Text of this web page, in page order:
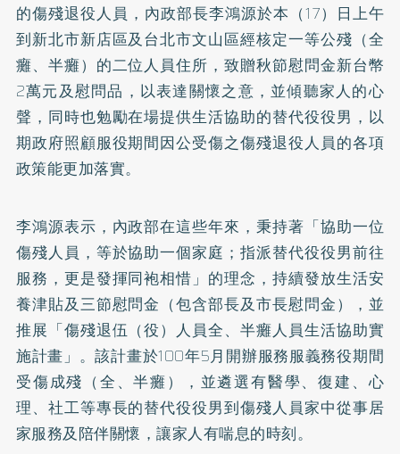
的傷殘退役人員，內政部長李鴻源於本（17）日上午
到新北市新店區及台北市文山區經核定一等公殘（全
癱、半癱）的二位人員住所，致贈秋節慰問金新台幣
2萬元及慰問品，以表達關懷之意，並傾聽家人的心
聲，同時也勉勵在場提供生活協助的替代役役男，以
期政府照顧服役期間因公受傷之傷殘退役人員的各項
政策能更加落實。
李鴻源表示，內政部在這些年來，秉持著「協助一位
傷殘人員，等於協助一個家庭；指派替代役役男前往
服務，更是發揮同袍相惜」的理念，持續發放生活安
養津貼及三節慰問金（包含部長及市長慰問金），並
推展「傷殘退伍（役）人員全、半癱人員生活協助實
施計畫」。該計畫於100年5月開辦服務服義務役期間
受傷成殘（全、半癱），並遴選有醫學、復建、心
理、社工等專長的替代役役男到傷殘人員家中從事居
家服務及陪伴關懷，讓家人有喘息的時刻。